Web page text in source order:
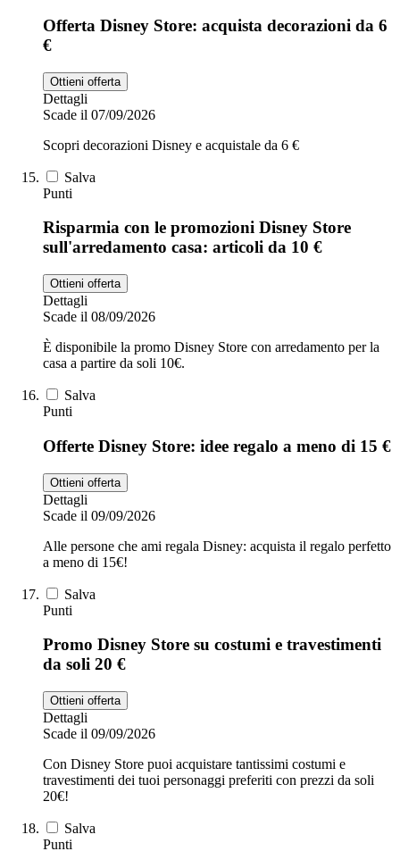
Offerta Disney Store: acquista decorazioni da 6
€
Ottieni offerta
Dettagli
Scade il 07/09/2026
Scopri decorazioni Disney e acquistale da 6 €
Salva
Punti
Risparmia con le promozioni Disney Store
sull'arredamento casa: articoli da 10 €
Ottieni offerta
Dettagli
Scade il 08/09/2026
È disponibile la promo Disney Store con arredamento per la
casa a partire da soli 10€.
Salva
Punti
Offerte Disney Store: idee regalo a meno di 15 €
Ottieni offerta
Dettagli
Scade il 09/09/2026
Alle persone che ami regala Disney: acquista il regalo perfetto
a meno di 15€!
Salva
Punti
Promo Disney Store su costumi e travestimenti
da soli 20 €
Ottieni offerta
Dettagli
Scade il 09/09/2026
Con Disney Store puoi acquistare tantissimi costumi e
travestimenti dei tuoi personaggi preferiti con prezzi da soli
20€!
Salva
Punti